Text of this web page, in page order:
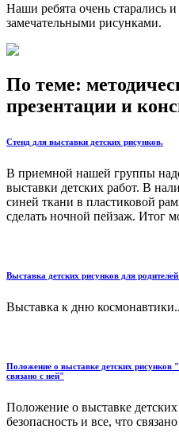
Наши ребята очень старались
замечательными рисунками.
По теме:
презентации и
Стенд для выставки детских рисунков.
В приемной нашей группы
выставки детских работ. В
синей ткани в пластиковой
сделать ночной пейзаж. Итог
Выставка детских рисунков для
Выставка к дню
Положение о выставке детских рисунков
связано с ней"
Положение о выставке
безопасность и все, что